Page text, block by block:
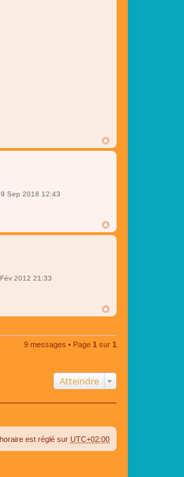
Sep 2018 12:43
2012 21:33
9 messages • Page 1 sur 1
Atteindre
horaire est réglé sur UTC+02:00